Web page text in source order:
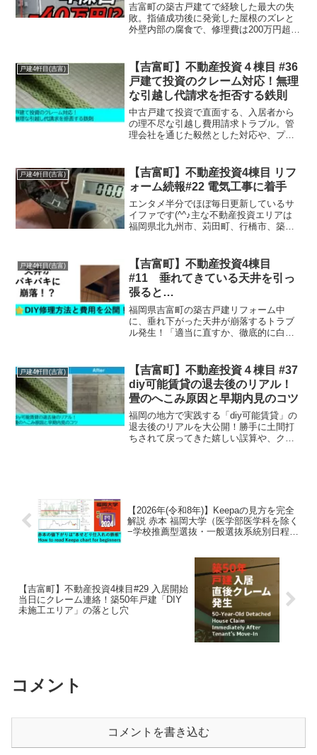
吉富町の築古戸建てで経験した最大の失
敗。指値成功後に発覚した屋根のズレと
外壁内部の腐食で、修理費は200万円超の
と、内見で見落としがちな外壁劣化の急
所を実録公開します。
戸建4軒目(吉富)
【吉富町】不動産投資４棟目 #36
戸建て投資のクレーム対応！無理
な引越し代請求を拒否する鉄則
中古戸建て投資で直面する、入居者から
の理不尽な引越し費用請求トラブル。管
理会社を通じた毅然とした対応や、プロ
など、実体験に基づいた大家の危機管理
術を徹底解説！
戸建4軒目(吉富)
【吉富町】不動産投資4棟目 リフ
ォーム続報#22 電気工事に着手
エンタメ半分でほぼ毎日更新しているサ
イファです(^^♪主な不動産投資エリアは
福岡県北九州市、苅田町、行橋市、築上
かと思います！今回の舞台は福岡県吉富
町です。 前回記事...
戸建4軒目(吉富)
【吉富町】不動産投資4棟目
#11 垂れてきている天井を引っ
張ると…
福岡県吉富町の築古戸建リフォーム中
に、垂れ下がった天井が崩落するトラブ
ル発生！「適当に直すか、徹底的に白く
壁紙90mとパテ約4万円分の購入費用や、
5のつく日のポイント還元のコツも紹介。
築古投資のリアルな現場とDIYの判断基準
をお届けします。
戸建4軒目(吉富)
【吉富町】不動産投資４棟目 #37
diy可能賃貸の退去後のリアル！
畳のへこみ原因と早期内見のコツ
福岡の地方で実践する「diy可能賃貸」の
退去後のリアルを大公開！勝手に土間打
ちされて戻ってきた嬉しい誤算や、クレ
【2026年(令和8年)】Keepaの見方を完全
解説 赤本 福岡大学（医学部医学科を除く
−学校推薦型選抜・一般選抜系統別日程）
【吉富町】不動産投資4棟目#29 入居開始
当日にクレーム連絡！築50年戸建「DIY
未施工エリア」の落とし穴
コメント
コメントを書き込む